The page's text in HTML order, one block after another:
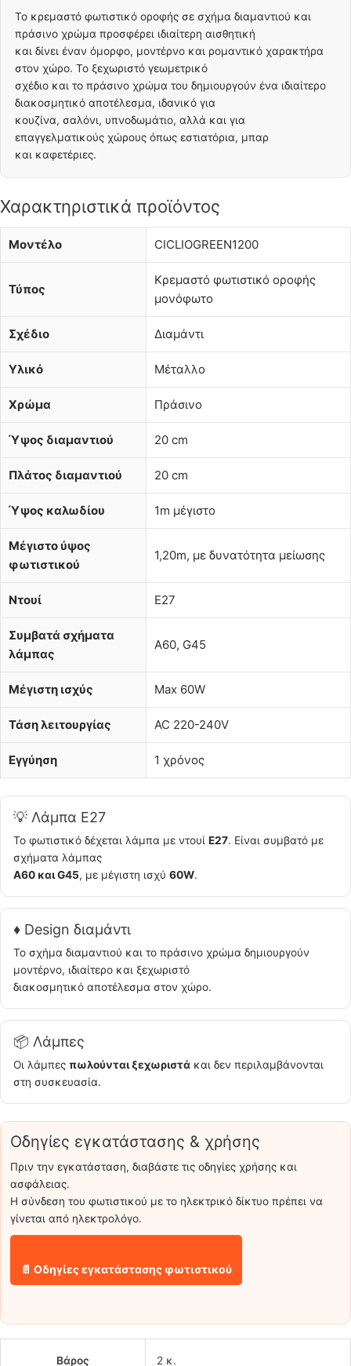
Το κρεμαστό φωτιστικό οροφής σε σχήμα διαμαντιού και
πράσινο χρώμα προσφέρει ιδιαίτερη αισθητική
και δίνει έναν όμορφο, μοντέρνο και ρομαντικό χαρακτήρα
στον χώρο. Το ξεχωριστό γεωμετρικό
σχέδιο και το πράσινο χρώμα του δημιουργούν ένα ιδιαίτερο
διακοσμητικό αποτέλεσμα, ιδανικό για
κουζίνα, σαλόνι, υπνοδωμάτιο, αλλά και για
επαγγελματικούς χώρους όπως εστιατόρια, μπαρ
και καφετέριες.
Χαρακτηριστικά προϊόντος
Μοντέλο CICLIOGREEN1200
Τύπος
Κρεμαστό φωτιστικό οροφής
μονόφωτο
Σχέδιο Διαμάντι
Υλικό Μέταλλο
Χρώμα Πράσινο
Ύψος διαμαντιού 20 cm
Πλάτος διαμαντιού 20 cm
Ύψος καλωδίου 1m μέγιστο
Μέγιστο ύψος
φωτιστικού
1,20m, με δυνατότητα μείωσης
Ντουί E27
Συμβατά σχήματα
λάμπας
A60, G45
Μέγιστη ισχύς Max 60W
Τάση λειτουργίας AC 220-240V
Εγγύηση 1 χρόνος
💡 Λάμπα E27
Το φωτιστικό δέχεται λάμπα με ντουί E27. Είναι συμβατό με
σχήματα λάμπας
A60 και G45, με μέγιστη ισχύ 60W.
♦️ Design διαμάντι
Το σχήμα διαμαντιού και το πράσινο χρώμα δημιουργούν
μοντέρνο, ιδιαίτερο και ξεχωριστό
διακοσμητικό αποτέλεσμα στον χώρο.
📦 Λάμπες
Οι λάμπες πωλούνται ξεχωριστά και δεν περιλαμβάνονται
στη συσκευασία.
Οδηγίες εγκατάστασης & χρήσης
Πριν την εγκατάσταση, διαβάστε τις οδηγίες χρήσης και
ασφάλειας.
Η σύνδεση του φωτιστικού με το ηλεκτρικό δίκτυο πρέπει να
γίνεται από ηλεκτρολόγο.
📄 Οδηγίες εγκατάστασης φωτιστικού
Βάρος 2 κ.